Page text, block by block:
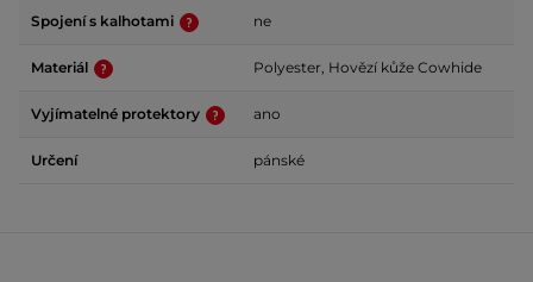
Spojení s kalhotami ne
Materiál Polyester, Hovězí kůže Cowhide
Vyjímatelné protektory ano
Určení pánské